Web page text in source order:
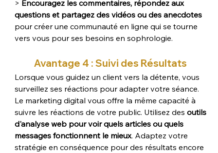
> Encouragez les commentaires, répondez aux
questions et partagez des vidéos ou des anecdotes
pour créer une communauté en ligne qui se tourne
vers vous pour ses besoins en sophrologie.
Avantage 4 : Suivi des Résultats
Lorsque vous guidez un client vers la détente, vous
surveillez ses réactions pour adapter votre séance.
Le marketing digital vous offre la même capacité à
suivre les réactions de votre public. Utilisez des outils
d'analyse web pour voir quels articles ou quels
messages fonctionnent le mieux. Adaptez votre
stratégie en conséquence pour des résultats encore